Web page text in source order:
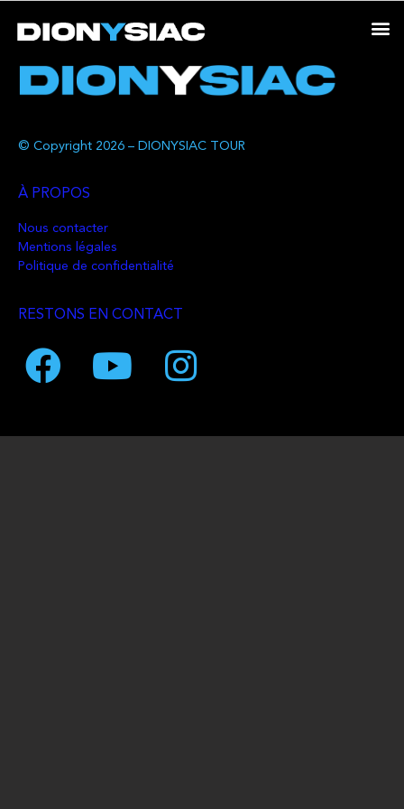
© Copyright 2026 – DIONYSIAC TOUR
À PROPOS
Nous contacter
Mentions légales
Politique de confidentialité
RESTONS EN CONTACT